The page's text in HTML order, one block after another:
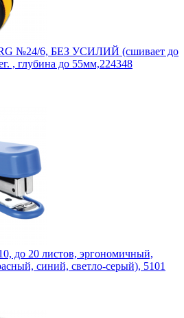
№24/6, БЕЗ УСИЛИЙ (сшивает до
, глубина до 55мм,224348
до 20 листов, эргономичный,
синий, светло-серый), 5101